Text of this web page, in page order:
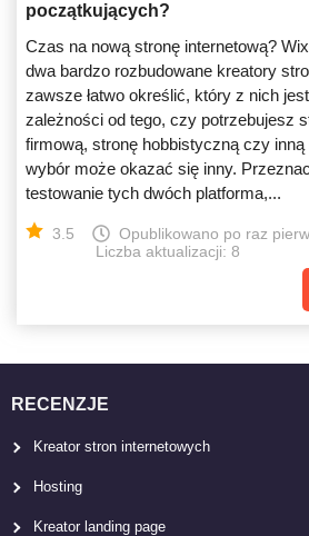
początkujących?
Czas na nową stronę internetową?
dwa bardzo rozbudowane kreatory
zawsze łatwo określić, który z nich
zależności od tego, czy potrzebujesz
firmową, stronę hobbistyczną czy inną
wybór może okazać się inny.
testowanie tych dwóch platforma,...
3.5 Opublikowano po raz
Liczba aktualizacji: 8
RECENZJE
Kreator stron internetowych
Hosting
Kreator landing page